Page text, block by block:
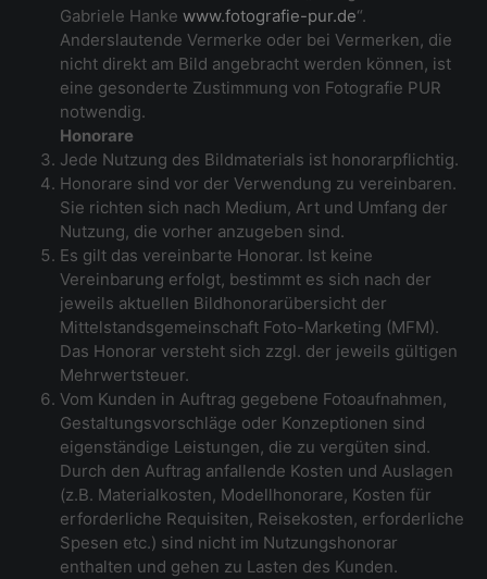
Gabriele Hanke www.fotografie-pur.de“.
Anderslautende Vermerke oder bei Vermerken, die
nicht direkt am Bild angebracht werden können, ist
eine gesonderte Zustimmung von Fotografie PUR
notwendig.
Honorare
Jede Nutzung des Bildmaterials ist honorarpflichtig.
Honorare sind vor der Verwendung zu vereinbaren.
Sie richten sich nach Medium, Art und Umfang der
Nutzung, die vorher anzugeben sind.
Es gilt das vereinbarte Honorar. Ist keine
Vereinbarung erfolgt, bestimmt es sich nach der
jeweils aktuellen Bildhonorarübersicht der
Mittelstandsgemeinschaft Foto-Marketing (MFM).
Das Honorar versteht sich zzgl. der jeweils gültigen
Mehrwertsteuer.
Vom Kunden in Auftrag gegebene Fotoaufnahmen,
Gestaltungsvorschläge oder Konzeptionen sind
eigenständige Leistungen, die zu vergüten sind.
Durch den Auftrag anfallende Kosten und Auslagen
(z.B. Materialkosten, Modellhonorare, Kosten für
erforderliche Requisiten, Reisekosten, erforderliche
Spesen etc.) sind nicht im Nutzungshonorar
enthalten und gehen zu Lasten des Kunden.